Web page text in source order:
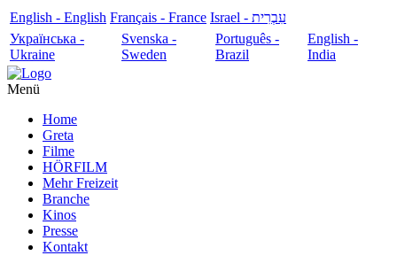
English - English Français - France
עִבְרִית - Israel
Українська -
Ukraine
Svenska -
Sweden
Português -
Brazil
English -
India
Menü
Home
Greta
Filme
HÖRFILM
Mehr Freizeit
Branche
Kinos
Presse
Kontakt